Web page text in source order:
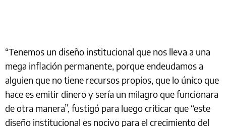
“Tenemos un diseño institucional que nos lleva a una
mega inflación permanente, porque endeudamos a
alguien que no tiene recursos propios, que lo único que
hace es emitir dinero y sería un milagro que funcionara
de otra manera”, fustigó para luego criticar que “este
diseño institucional es nocivo para el crecimiento del